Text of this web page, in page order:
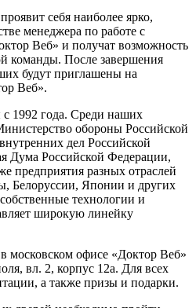
себя наиболее ярко,
менеджера по работе с
Веб» и получат возможность
команды. После завершения
будут приглашены на
Веб».
1992 года. Среди наших
обороны Российской
дел Российской
Дума Российской Федерации,
предприятия разных отраслей
Белоруссии, Японии и других
технологии и
широкую линейку
московском офисе «Доктор Веб»
вл. 2, корпус 12а. Для всех
а также призы и подарки.